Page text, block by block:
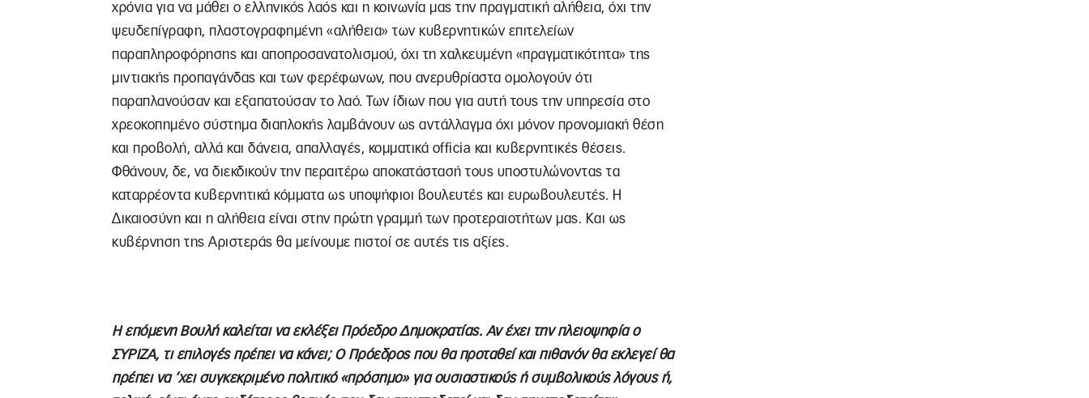
χρόνια για να μάθει ο ελληνικός λαός και η κοινωνία μας την πραγματική αλήθεια, όχι την
ψευδεπίγραφη, πλαστογραφημένη «αλήθεια» των κυβερνητικών επιτελείων
παραπληροφόρησης και αποπροσανατολισμού, όχι τη χαλκευμένη «πραγματικότητα» της
μιντιακής προπαγάνδας και των φερέφωνων, που ανερυθρίαστα ομολογούν ότι
παραπλανούσαν και εξαπατούσαν το λαό. Των ίδιων που για αυτή τους την υπηρεσία στο
χρεοκοπημένο σύστημα διαπλοκής λαμβάνουν ως αντάλλαγμα όχι μόνον προνομιακή θέση
και προβολή, αλλά και δάνεια, απαλλαγές, κομματικά officia και κυβερνητικές θέσεις.
Φθάνουν, δε, να διεκδικούν την περαιτέρω αποκατάστασή τους υποστυλώνοντας τα
καταρρέοντα κυβερνητικά κόμματα ως υποψήφιοι βουλευτές και ευρωβουλευτές. Η
Δικαιοσύνη και η αλήθεια είναι στην πρώτη γραμμή των προτεραιοτήτων μας. Και ως
κυβέρνηση της Αριστεράς θα μείνουμε πιστοί σε αυτές τις αξίες.
Η επόμενη Βουλή καλείται να εκλέξει Πρόεδρο Δημοκρατίας. Αν έχει την πλειοψηφία ο
ΣΥΡΙΖΑ, τι επιλογές πρέπει να κάνει; Ο Πρόεδρος που θα προταθεί και πιθανόν θα εκλεγεί θα
πρέπει να ‘χει συγκεκριμένο πολιτικό «πρόσημο» για ουσιαστικούς ή συμβολικούς λόγους ή,